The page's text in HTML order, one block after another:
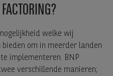
welke wij
om in meerder landen
implementeren. BNP
verschillende manieren;